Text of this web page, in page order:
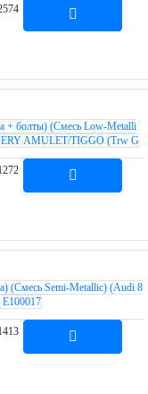
+ болты) (Смесь Low-Metalli
AMULET/TIGGO (Trw G
(Смесь Semi-Metallic) (Audi 8